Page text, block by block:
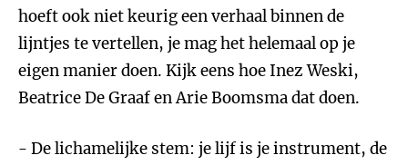
hoeft ook niet keurig een verhaal binnen de
lijntjes te vertellen, je mag het helemaal op je
eigen manier doen. Kijk eens hoe Inez Weski,
Beatrice De Graaf en Arie Boomsma dat doen.
- De lichamelijke stem: je lijf is je instrument, de